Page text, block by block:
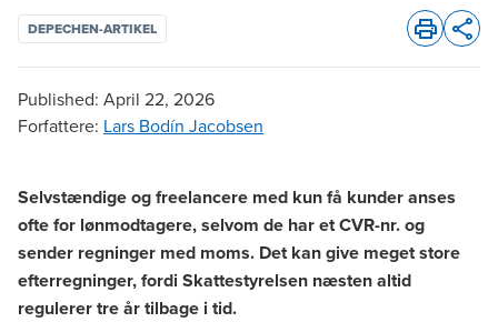
DEPECHEN-ARTIKEL
Published: April 22, 2026
Forfattere: Lars Bodín Jacobsen
Selvstændige og freelancere med kun få kunder anses
ofte for lønmodtagere, selvom de har et CVR-nr. og
sender regninger med moms. Det kan give meget store
efterregninger, fordi Skattestyrelsen næsten altid
regulerer tre år tilbage i tid.